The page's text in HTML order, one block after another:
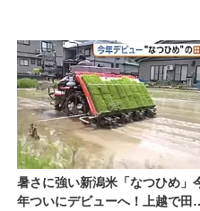
暑さに強い新潟米「なつひめ」
年ついにデビューへ！上越で田